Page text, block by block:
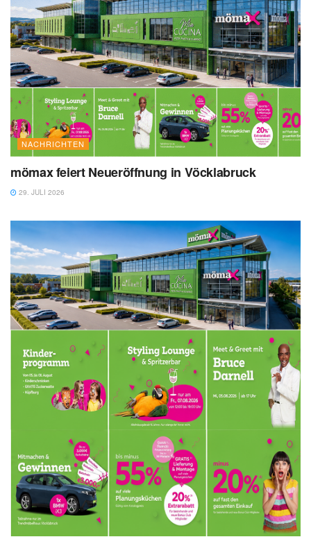
NACHRICHTEN
mömax feiert Neueröffnung in Vöcklabruck
29. JULI 2026